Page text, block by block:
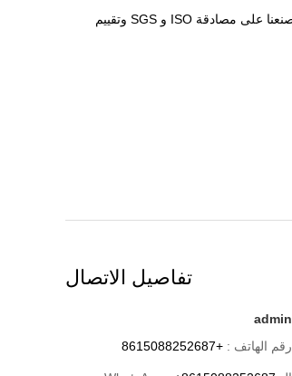
ج: نعم.شروط مراقبة الجودة لدينا صارمة للغاية لضمان السجاد في الكمال.الجودة هي الأولوية.نولي دائمًا أهمية كبيرة لمراقبة الجودة من البداية إلى النهاية.لقد حصل مصنعنا على مصادقة ISO و SGS وتقييم
تفاصيل الاتصال
admin
رقم الهاتف : +8615088252687